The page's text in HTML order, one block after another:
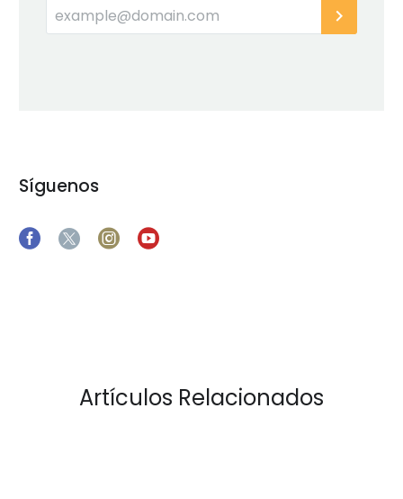
Síguenos
Artículos Relacionados